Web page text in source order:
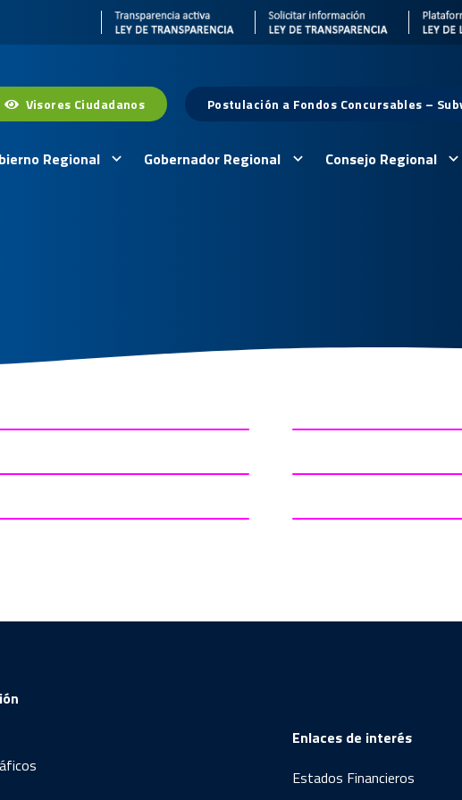
Visores Ciudadanos Postulación a Fondos Concursables –
Regional Gobernador Regional Consejo Regional
Enlaces de interés
Estados Financieros